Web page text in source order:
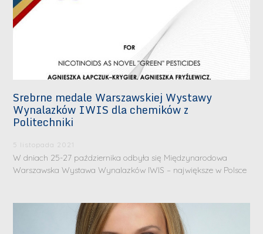
Srebrne medale Warszawskiej Wystawy
Wynalazków IWIS dla chemików z
Politechniki
5 listopada 2021
W dniach 25-27 października odbyła się Międzynarodowa
Warszawska Wystawa Wynalazków IWIS – największe w Polsce